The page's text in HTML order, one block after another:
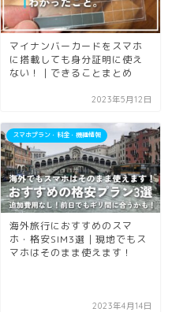
マイナンバーカードをスマホ
に搭載しても身分証明に使え
ない！｜できることまとめ
2023年5月12日
スマホプラン・料金・機種情報
海外旅行におすすめのスマ
ホ・格安SIM3選｜現地でもス
マホはそのまま使えます！
2023年4月14日